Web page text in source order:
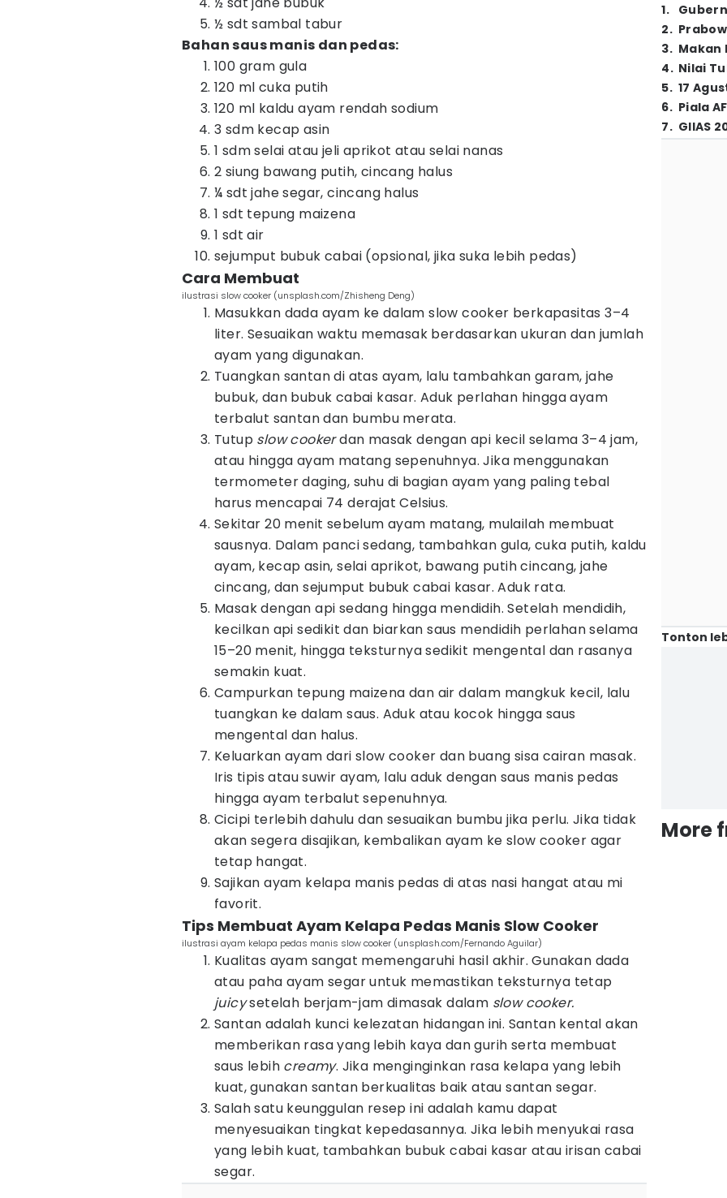
½ sdt sambal tabur
Bahan saus manis dan pedas:
100 gram gula
120 ml cuka putih
120 ml kaldu ayam rendah sodium
3 sdm kecap asin
1 sdm selai atau jeli aprikot atau selai nanas
2 siung bawang putih, cincang halus
¼ sdt jahe segar, cincang halus
1 sdt tepung maizena
1 sdt air
sejumput bubuk cabai (opsional, jika suka lebih pedas)
Cara Membuat
ilustrasi slow cooker (unsplash.com/Zhisheng Deng)
Masukkan dada ayam ke dalam slow cooker berkapasitas 3–4
liter. Sesuaikan waktu memasak berdasarkan ukuran dan jumlah
ayam yang digunakan.
Tuangkan santan di atas ayam, lalu tambahkan garam, jahe
bubuk, dan bubuk cabai kasar. Aduk perlahan hingga ayam
terbalut santan dan bumbu merata.
Tutup slow cookerdan masak dengan api kecil selama 3–4 jam,
atau hingga ayam matang sepenuhnya. Jika menggunakan
termometer daging, suhu di bagian ayam yang paling tebal
harus mencapai 74 derajat Celsius.
Sekitar 20 menit sebelum ayam matang, mulailah membuat
sausnya. Dalam panci sedang, tambahkan gula, cuka putih, kaldu
ayam, kecap asin, selai aprikot, bawang putih cincang, jahe
cincang, dan sejumput bubuk cabai kasar. Aduk rata.
Masak dengan api sedang hingga mendidih. Setelah mendidih,
kecilkan api sedikit dan biarkan saus mendidih perlahan selama
15–20 menit, hingga teksturnya sedikit mengental dan rasanya
semakin kuat.
Campurkan tepung maizena dan air dalam mangkuk kecil, lalu
tuangkan ke dalam saus. Aduk atau kocok hingga saus
mengental dan halus.
Keluarkan ayam dari slow cooker dan buang sisa cairan masak.
Iris tipis atau suwir ayam, lalu aduk dengan saus manis pedas
hingga ayam terbalut sepenuhnya.
Cicipi terlebih dahulu dan sesuaikan bumbu jika perlu. Jika tidak
akan segera disajikan, kembalikan ayam ke slow cooker agar
tetap hangat.
Sajikan ayam kelapa manis pedas di atas nasi hangat atau mi
favorit.
Tips Membuat Ayam Kelapa Pedas Manis Slow Cooker
ilustrasi ayam kelapa pedas manis slow cooker (unsplash.com/Fernando Aguilar)
Kualitas ayam sangat memengaruhi hasil akhir. Gunakan dada
atau paha ayam segar untuk memastikan teksturnya tetap
juicysetelah berjam-jam dimasak dalam slow cooker.
Santan adalah kunci kelezatan hidangan ini. Santan kental akan
memberikan rasa yang lebih kaya dan gurih serta membuat
saus lebih creamy. Jika menginginkan rasa kelapa yang lebih
kuat, gunakan santan berkualitas baik atau santan segar.
Salah satu keunggulan resep ini adalah kamu dapat
menyesuaikan tingkat kepedasannya. Jika lebih menyukai rasa
yang lebih kuat, tambahkan bubuk cabai kasar atau irisan cabai
segar.
1.
2.
3. Makan
4. Nilai
5. 17
6. Piala
7. GIIAS
Tonton
More